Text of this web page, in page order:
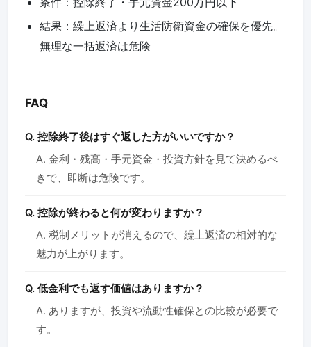
結果：繰上返済より生活防衛資金の確保を優先。
無理な一括返済は危険
FAQ
Q. 控除終了後はすぐ返した方がいいですか？
A. 金利・残高・手元資金・投資方針を見て決めるべ
きで、即断は危険です。
Q. 控除が終わると何が変わりますか？
A. 税制メリットが消えるので、繰上返済の相対的な
魅力が上がります。
Q. 低金利でも返す価値はありますか？
A. ありますが、投資や流動性確保との比較が必要で
す。